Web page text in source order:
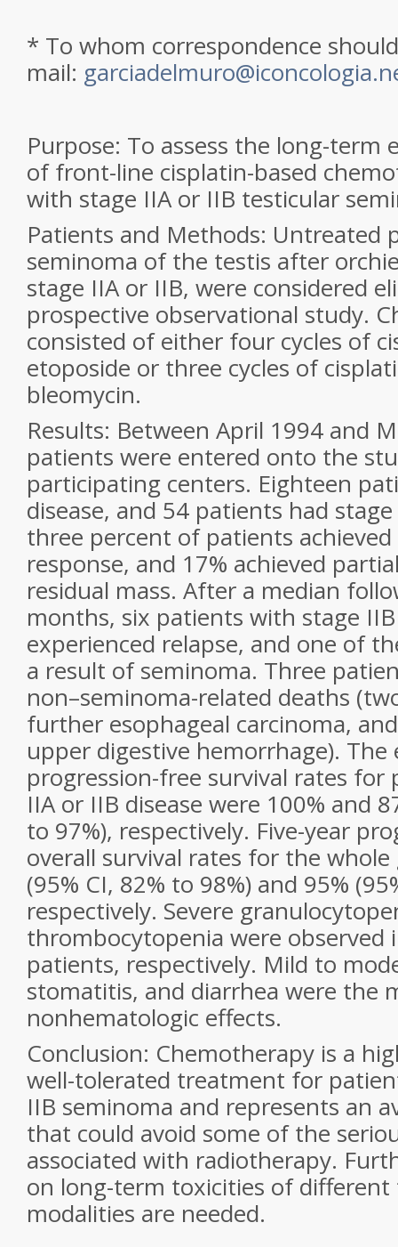
* To whom correspondence
mail:
Purpose: To assess the long-term
of front-line cisplatin-based
with stage IIA or IIB testicular
Patients and Methods: Untreated
seminoma of the testis after
stage IIA or IIB, were considered
prospective observational study.
consisted of either four cycles of
etoposide or three cycles of
bleomycin.
Results: Between April 1994 and
patients were entered onto the
participating centers. Eighteen
disease, and 54 patients had
three percent of patients achieved
response, and 17% achieved
residual mass. After a median
months, six patients with stage
experienced relapse, and one of
a result of seminoma. Three
non–seminoma-related deaths
further esophageal carcinoma,
upper digestive hemorrhage). The
progression-free survival rates for
IIA or IIB disease were 100% and
to 97%), respectively. Five-year
overall survival rates for the
(95% CI, 82% to 98%) and 95%
respectively. Severe
thrombocytopenia were observed
patients, respectively. Mild to
stomatitis, and diarrhea were the
nonhematologic effects.
Conclusion: Chemotherapy is a
well-tolerated treatment for
IIB seminoma and represents an
that could avoid some of the
associated with radiotherapy.
on long-term toxicities of
modalities are needed.